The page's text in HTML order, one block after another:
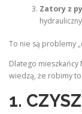
Zatory z
To nie są problemy
Dlatego
wiedzą, że robimy to
1.